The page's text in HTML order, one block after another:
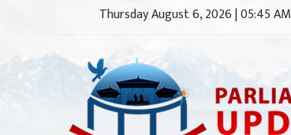
Thursday August 6, 2026 | 05:45 AM